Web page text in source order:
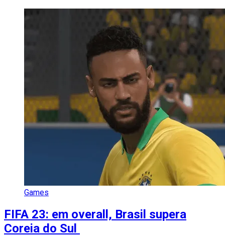
Games
FIFA 23: em overall, Brasil supera
Coreia do Sul